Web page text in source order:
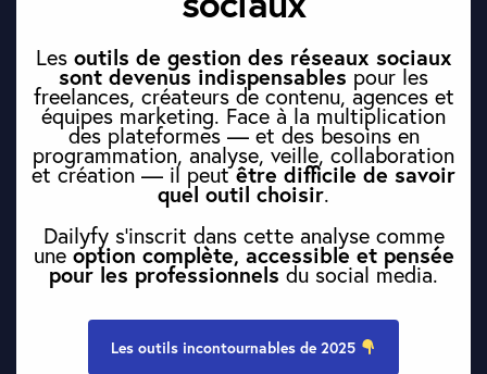
Les outils de gestion des réseaux sociaux
sont devenus indispensables pour les
freelances, créateurs de contenu, agences et
équipes marketing. Face à la multiplication
des plateformes — et des besoins en
programmation, analyse, veille, collaboration
et création — il peutêtre difficile de savoir
quel outil choisir.
Dailyfy s’inscrit dans cette analyse comme
une option complète, accessible et pensée
pour les professionnels du social media.
Les outils incontournables de 2025